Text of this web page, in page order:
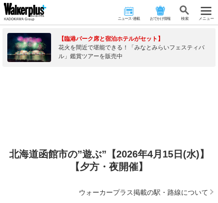
ニュース･連載 おでかけ情報 検 索 メニュー
【臨港パーク席と宿泊ホテルがセット】
花火を間近で堪能できる！「みなとみらいフェスティバ
ル」鑑賞ツアーを販売中
北海道函館市の”遊ぶ”【2026年4月15日(水)】
【夕方・夜開催】
ウォーカープラス掲載の駅・路線について